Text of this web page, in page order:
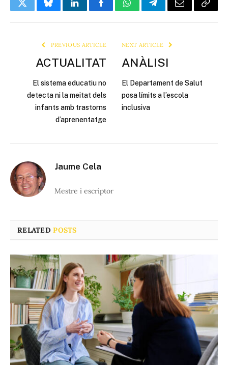
TwitterBlueskyLinkedInFacebookWhatsAppTelegramEmail Copy
PREVIOUS ARTICLE
ACTUALITAT
El sistema educatiu no
detecta ni la meitat dels
infants amb trastorns
d’aprenentatge
NEXT ARTICLE
ANÀLISI
El Departament de Salut
posa límits a l’escola
inclusiva
Jaume Cela
Mestre i escriptor
RELATEDPOSTS